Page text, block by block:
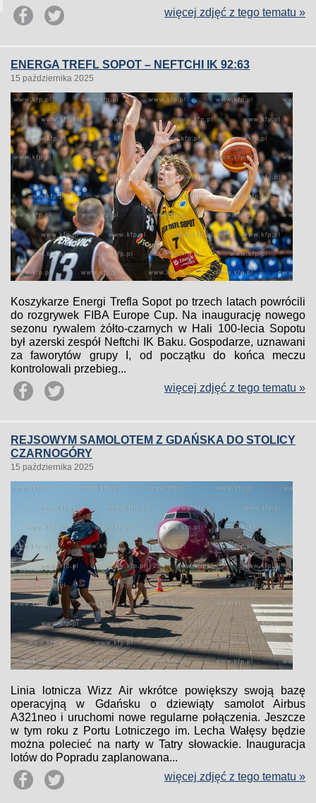
więcej zdjęć z tego tematu »
ENERGA TREFL SOPOT – NEFTCHI IK 92:63
15 października 2025
Koszykarze Energi Trefla Sopot po trzech latach powrócili
do rozgrywek FIBA Europe Cup. Na inaugurację nowego
sezonu rywalem żółto-czarnych w Hali 100-lecia Sopotu
był azerski zespół Neftchi IK Baku. Gospodarze, uznawani
za faworytów grupy I, od początku do końca meczu
kontrolowali przebieg...
więcej zdjęć z tego tematu »
REJSOWYM SAMOLOTEM Z GDAŃSKA DO STOLICY
CZARNOGÓRY
15 października 2025
Linia lotnicza Wizz Air wkrótce powiększy swoją bazę
operacyjną w Gdańsku o dziewiąty samolot Airbus
A321neo i uruchomi nowe regularne połączenia. Jeszcze
w tym roku z Portu Lotniczego im. Lecha Wałęsy będzie
można polecieć na narty w Tatry słowackie. Inauguracja
lotów do Popradu zaplanowana...
więcej zdjęć z tego tematu »